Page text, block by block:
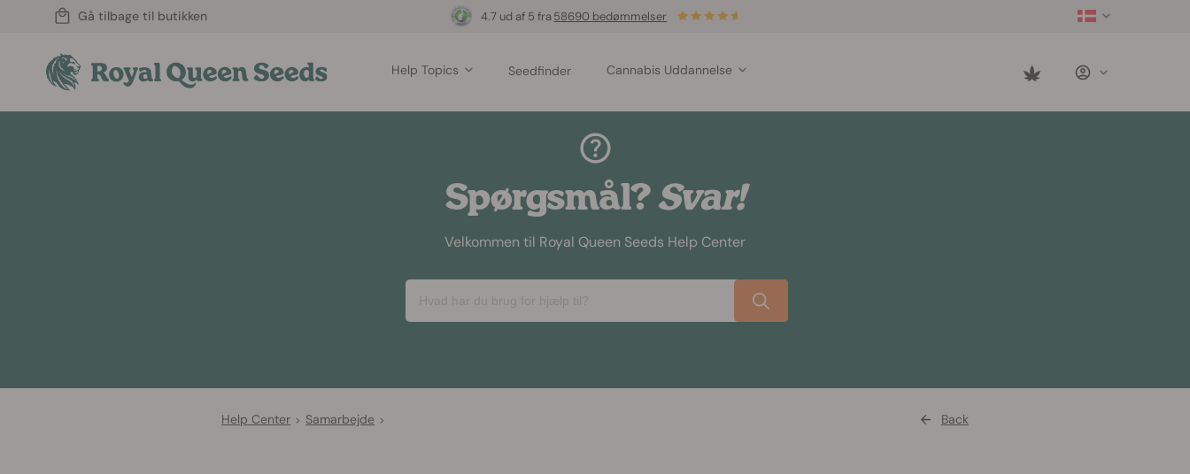
Gå tilbage til butikken 4.7 ud af 5 fra58690 bedømmelser
Help Topics Seedfinder Cannabis Uddannelse
Spørgsmål? Svar!
Velkommen til Royal Queen Seeds Help Center
Help Center > Samarbejde > Back